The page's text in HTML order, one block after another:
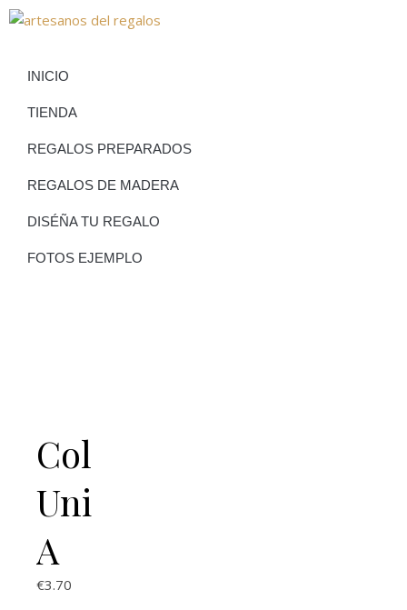
INICIO
TIENDA
REGALOS PREPARADOS
REGALOS DE MADERA
DISÉÑA TU REGALO
FOTOS EJEMPLO
Colgante
Unicornio
A
€3.70